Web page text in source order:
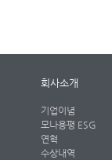
회사소개
기업이념
모나용평 ESG
연혁
수상내역